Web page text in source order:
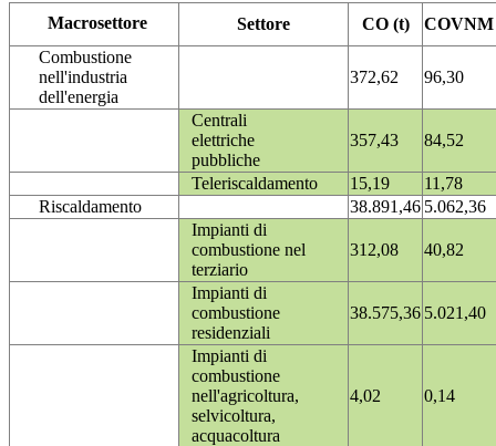
Macrosettore Settore CO (t)
COVNM
Combustione
nell'industria
dell'energia
372,62 96,30
Centrali
elettriche
pubbliche
357,43 84,52
Teleriscaldamento 15,19
11,78
Riscaldamento
38.891,46 5.062,36
Impianti di
combustione nel
terziario
312,08 40,82
Impianti di
combustione
residenziali
38.575,36 5.021,40
Impianti di
combustione
nell'agricoltura,
selvicoltura,
acquacoltura
4,02 0,14